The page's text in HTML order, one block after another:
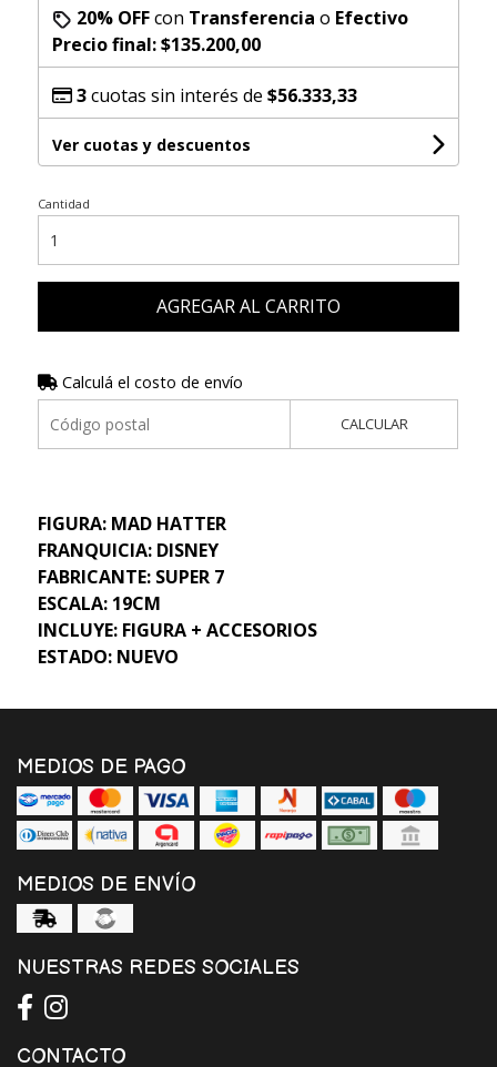
20% OFFcon Transferencia o Efectivo
Precio final:$135.200,00
3cuotas sin interés de $56.333,33
Ver cuotas y descuentos
Cantidad
AGREGAR AL CARRITO
Calculá el costo de envío
CALCULAR
FIGURA: MAD HATTER
FRANQUICIA: DISNEY
FABRICANTE: SUPER 7
ESCALA: 19CM
INCLUYE: FIGURA + ACCESORIOS
ESTADO: NUEVO
MEDIOS DE PAGO
MEDIOS DE ENVÍO
NUESTRAS REDES SOCIALES
CONTACTO